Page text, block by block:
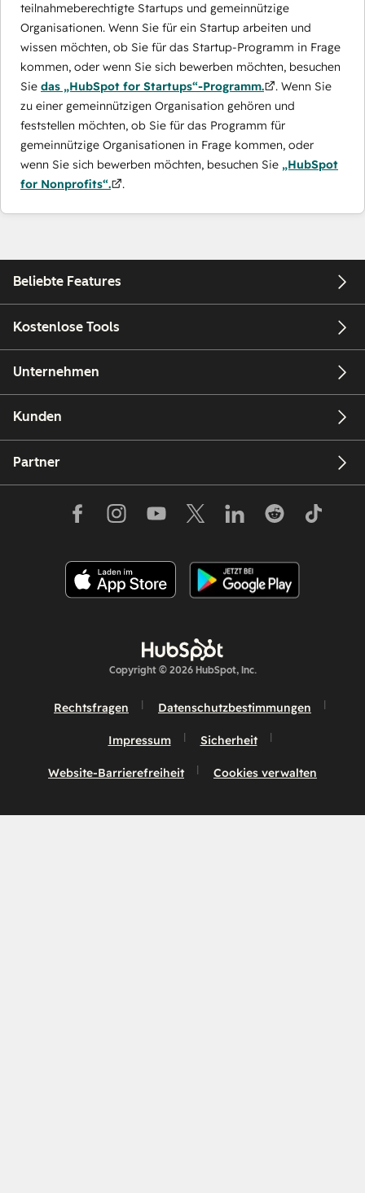
teilnahmeberechtigte Startups und gemeinnützige
Organisationen. Wenn Sie für ein Startup arbeiten und
wissen möchten, ob Sie für das Startup-Programm in Frage
kommen, oder wenn Sie sich bewerben möchten, besuchen
Sie das „HubSpot for Startups“-Programm.
. Wenn Sie
zu einer gemeinnützigen Organisation gehören und
feststellen möchten, ob Sie für das Programm für
gemeinnützige Organisationen in Frage kommen, oder
wenn Sie sich bewerben möchten, besuchen Sie „HubSpot
for Nonprofits“.
.
Beliebte Features
Kostenlose Tools
Unternehmen
Kunden
Partner
Copyright © 2026 HubSpot, Inc.
Rechtsfragen Datenschutzbestimmungen
Impressum Sicherheit
Website-Barrierefreiheit Cookies verwalten